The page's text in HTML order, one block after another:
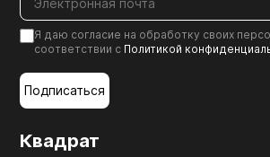
Квадрат
Я даю согласие на обработку своих
соответствии с Политикой
Подписаться